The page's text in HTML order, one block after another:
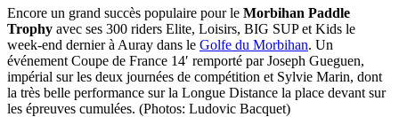
Encore un grand succès populaire pour le Morbihan Paddle
Trophy avec ses 300 riders Elite, Loisirs, BIG SUP et Kids le
week-end dernier à Auray dans le Golfe du Morbihan. Un
événement Coupe de France 14′ remporté par Joseph Gueguen,
impérial sur les deux journées de compétition et Sylvie Marin, dont
la très belle performance sur la Longue Distance la place devant sur
les épreuves cumulées. (Photos: Ludovic Bacquet)